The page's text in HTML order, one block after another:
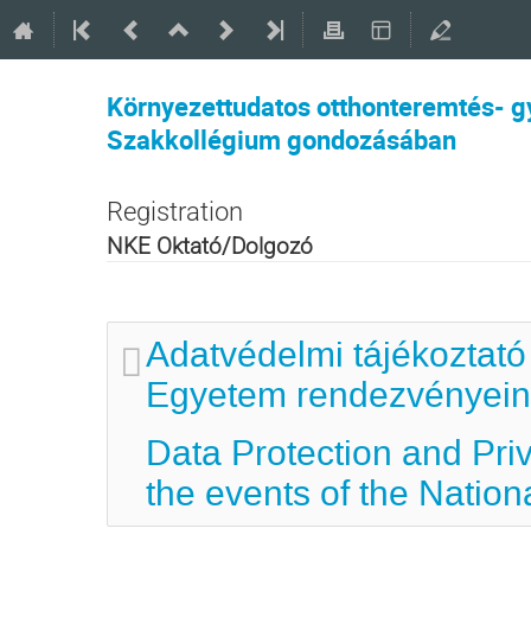
Környezettudatos otthonteremtés-
Szakkollégium gondozásában
Registration
NKE Oktató/Dolgozó
Adatvédelmi
Egyetem
Data Protection and
the events of the